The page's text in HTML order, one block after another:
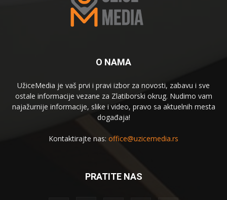
O NAMA
UžiceMedia je vaš prvi i pravi izbor za novosti, zabavu i sve
ostale informacije vezane za Zlatiborski okrug. Nudimo vam
najažurnije informacije, slike i video, pravo sa aktuelnih mesta
događaja!
Kontaktirajte nas: office@uzicemedia.rs
PRATITE NAS